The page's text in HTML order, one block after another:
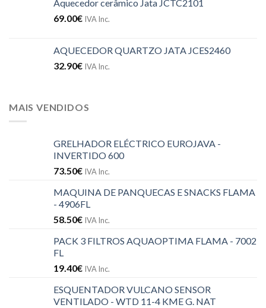
Aquecedor cerâmico Jata JCTC2101
69.00€ IVA Inc.
AQUECEDOR QUARTZO JATA JCES2460
32.90€ IVA Inc.
MAIS VENDIDOS
GRELHADOR ELÉCTRICO EUROJAVA -
INVERTIDO 600
73.50€ IVA Inc.
MAQUINA DE PANQUECAS E SNACKS FLAMA
- 4906FL
58.50€ IVA Inc.
PACK 3 FILTROS AQUAOPTIMA FLAMA - 7002
FL
19.40€ IVA Inc.
ESQUENTADOR VULCANO SENSOR
VENTILADO - WTD 11-4 KME G. NAT